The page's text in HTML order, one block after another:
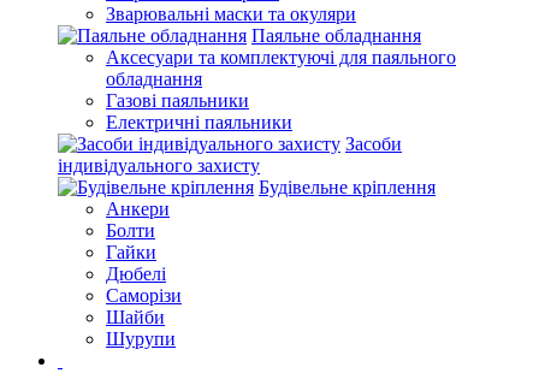
Зварювальні маски та окуляри
Паяльне обладнання
Аксесуари та комплектуючі для паяльного
обладнання
Газові паяльники
Електричні паяльники
Засоби
індивідуального захисту
Будівельне кріплення
Анкери
Болти
Гайки
Дюбелі
Саморізи
Шайби
Шурупи